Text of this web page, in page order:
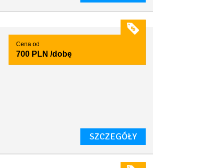
Cena od
700 PLN /dobę
SZCZEGÓŁY